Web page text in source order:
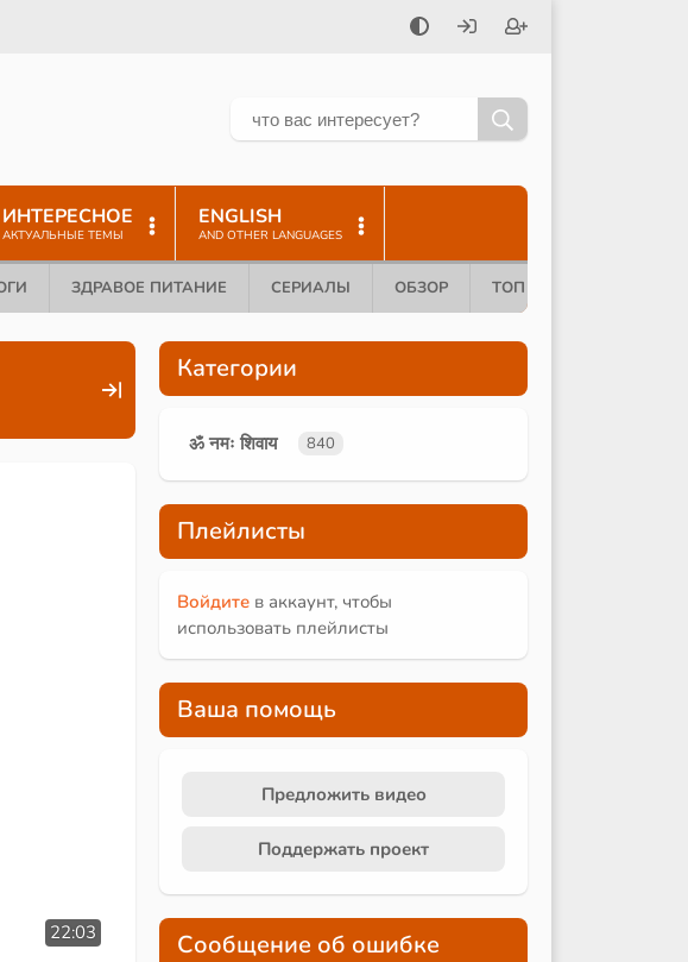
ИНТЕРЕСНОЕ
АКТУАЛЬНЫЕ ТЕМЫ
ENGLISH
AND OTHER LANGUAGES
ЗДРАВОЕ ПИТАНИЕ СЕРИАЛЫ ОБЗОР ТОП 10
22:03
Категории
ॐ नमः शिवाय 840
Плейлисты
Войдите в аккаунт, чтобы
использовать плейлисты
Ваша помощь
Предложить видео
Поддержать проект
Сообщение об ошибке